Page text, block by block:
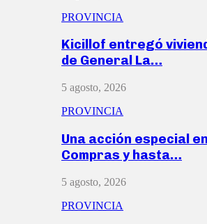
PROVINCIA
Kicillof entregó
de General La…
5 agosto, 2026
PROVINCIA
Una acción especial
Compras y hasta…
5 agosto, 2026
PROVINCIA